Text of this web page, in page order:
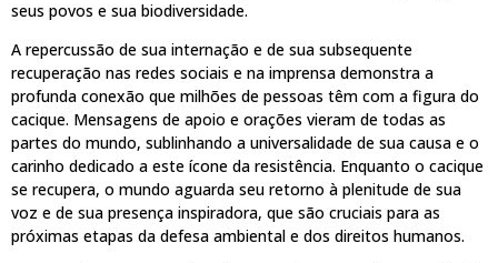
seus povos e sua biodiversidade.
A repercussão de sua internação e de sua subsequente
recuperação nas redes sociais e na imprensa demonstra a
profunda conexão que milhões de pessoas têm com a figura do
cacique. Mensagens de apoio e orações vieram de todas as
partes do mundo, sublinhando a universalidade de sua causa e o
carinho dedicado a este ícone da resistência. Enquanto o cacique
se recupera, o mundo aguarda seu retorno à plenitude de sua
voz e de sua presença inspiradora, que são cruciais para as
próximas etapas da defesa ambiental e dos direitos humanos.